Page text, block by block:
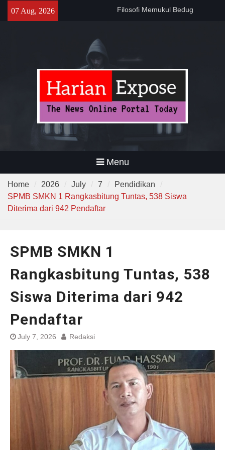
07 Aug, 2026
Sebelum Sholat Jum’at
Temuan 995 Airsoft Gun dan
Narkoba di Sekolah Kebayoran
Lama, DPR Minta Diusut
Tuntas
Menu
Home 2026 July 7
Pendidikan
SPMB SMKN 1 Rangkasbitung Tuntas, 538 Siswa
Diterima dari 942 Pendaftar
SPMB SMKN 1
Rangkasbitung Tuntas, 538
Siswa Diterima dari 942
Pendaftar
July 7, 2026 Redaksi